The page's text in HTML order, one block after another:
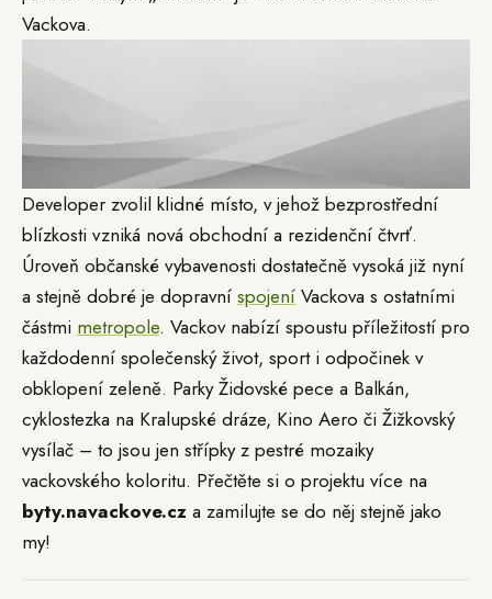
Vackova.
Developer zvolil klidné místo, v jehož bezprostřední
blízkosti vzniká nová obchodní a rezidenční čtvrť.
Úroveň občanské vybavenosti dostatečně vysoká již nyní
a stejně dobré je dopravní spojení Vackova s ostatními
částmi metropole. Vackov nabízí spoustu příležitostí pro
každodenní společenský život, sport i odpočinek v
obklopení zeleně. Parky Židovské pece a Balkán,
cyklostezka na Kralupské dráze, Kino Aero či Žižkovský
vysílač – to jsou jen střípky z pestré mozaiky
vackovského koloritu. Přečtěte si o projektu více na
byty.navackove.cz a zamilujte se do něj stejně jako
my!